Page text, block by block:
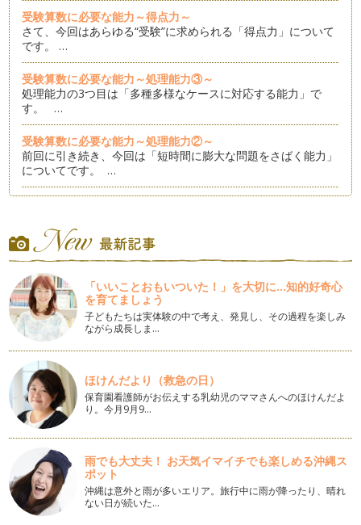
受験算数に必要な能力～得点力～
さて、今回はあらゆる“受験”に求められる「得点力」について
です。 …
受験算数に必要な能力～処理能力③～
処理能力の3つ目は「多種多様なケースに対応する能力」で
す。 …
受験算数に必要な能力～処理能力②～
前回に引き続き、今回は「短時間に膨大な問題をさばく能力」
についてです。 …
力は…
受験算数に必要な能力～計算力②～
今回も、前回に続いて「計算力」です。 「計算力」と聞く
と、た…
受験算数に必要な能力～計算力①～
受験算数に必要な能力、さらに細分化すれば学校毎に生徒に求
める能力には違いがありますが、全て…
受験算数に必要な能力～概論～
さて、今回から中学受験算数に特化した実践的な内容に入って
いきますが、その前に中学受験算数の…
答案の上手な活用法～その③～
さて、答案の上手な活用法は今回でおしまいです。 今まで …
答案の上手な活用法～その②～
さて、前回に引き続き今回も“答案の上手な活用法”をお話しし
「いいことおもいついた！」を大切に...知的好奇心
を育てましょう
子どもたちは実体験の中で考え、発見し、その過程を楽しみ
ながら成長しま…
ほけんだより（救急の日）
保育園看護師がお伝えする乳幼児のママさんへのほけんだよ
り。今月9月9…
雨でも大丈夫！ お天気イマイチでも楽しめる沖縄ス
ポット
沖縄は意外と雨が多いエリア。旅行中に雨が降ったり、晴れ
ない日が続いた…